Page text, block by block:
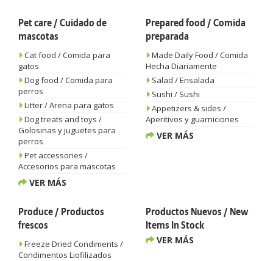
Pet care / Cuidado de
mascotas
Cat food / Comida para
gatos
Dog food / Comida para
perros
Litter / Arena para gatos
Dog treats and toys /
Golosinas y juguetes para
perros
Pet accessories /
Accesorios para mascotas
VER MÁS
Prepared food / Comida
preparada
Made Daily Food / Comida
Hecha Diariamente
Salad / Ensalada
Sushi / Sushi
Appetizers & sides /
Aperitivos y guarniciones
VER MÁS
Produce / Productos
frescos
Freeze Dried Condiments /
Condimentos Liofilizados
Productos Nuevos / New
Items In Stock
VER MÁS